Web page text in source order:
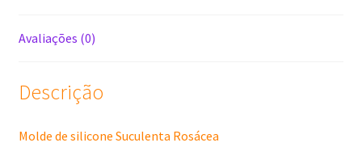
Avaliações (0)
Descrição
Molde de silicone Suculenta Rosácea